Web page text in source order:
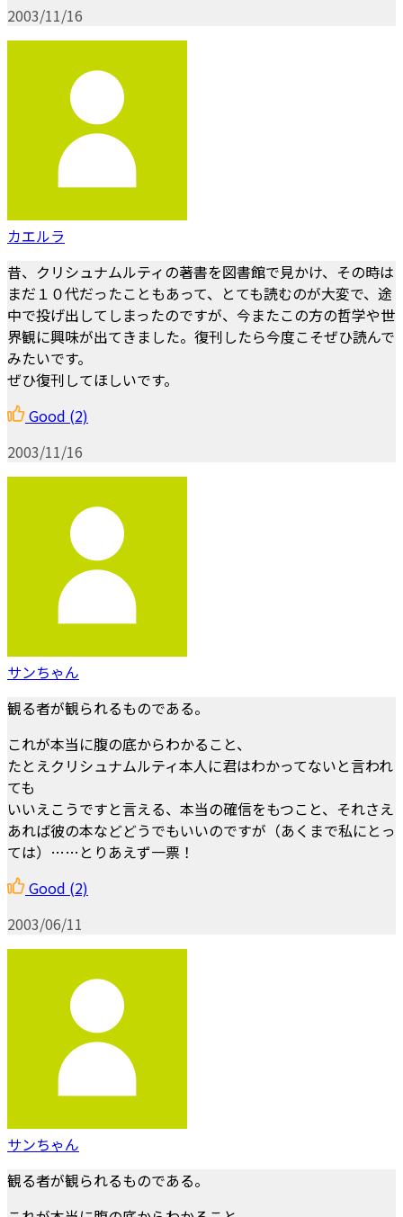
2003/11/16
カエルラ
昔、クリシュナムルティの著書を図書館で見かけ、その時は
まだ１０代だったこともあって、とても読むのが大変で、途
中で投げ出してしまったのですが、今またこの方の哲学や世
界観に興味が出てきました。復刊したら今度こそぜひ読んで
みたいです。
ぜひ復刊してほしいです。
Good (2)
2003/11/16
サンちゃん
観る者が観られるものである。
これが本当に腹の底からわかること、
たとえクリシュナムルティ本人に君はわかってないと言われ
ても
いいえこうですと言える、本当の確信をもつこと、それさえ
あれば彼の本などどうでもいいのですが（あくまで私にとっ
ては）……とりあえず一票！
Good (2)
2003/06/11
サンちゃん
観る者が観られるものである。